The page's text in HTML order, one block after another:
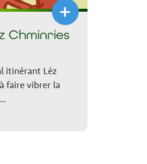
+
Chminries
itinérant Léz
faire vibrer la